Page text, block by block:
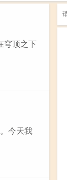
穹顶之下
今天我